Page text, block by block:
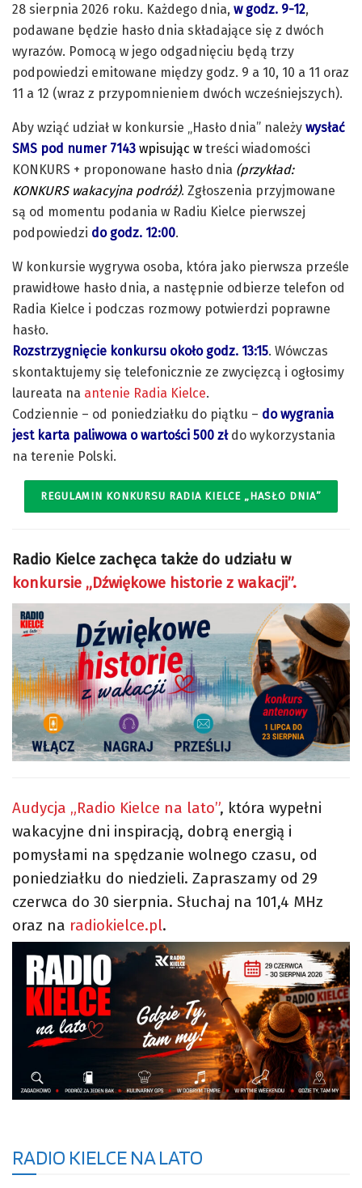
28 sierpnia 2026 roku. Każdego dnia, w godz. 9-12,
podawane będzie hasło dnia składające się z dwóch
wyrazów. Pomocą w jego odgadnięciu będą trzy
podpowiedzi emitowane między godz. 9 a 10, 10 a 11 oraz
11 a 12 (wraz z przypomnieniem dwóch wcześniejszych).
Aby wziąć udział w konkursie „Hasło dnia” należy wysłać
SMS pod numer 7143 wpisując w treści wiadomości
KONKURS + proponowane hasło dnia (przykład:
KONKURS wakacyjna podróż). Zgłoszenia przyjmowane
są od momentu podania w Radiu Kielce pierwszej
podpowiedzi do godz. 12:00.
W konkursie wygrywa osoba, która jako pierwsza prześle
prawidłowe hasło dnia, a następnie odbierze telefon od
Radia Kielce i podczas rozmowy potwierdzi poprawne
hasło.
Rozstrzygnięcie konkursu około godz. 13:15. Wówczas
skontaktujemy się telefonicznie ze zwycięzcą i ogłosimy
laureata na antenie Radia Kielce.
Codziennie – od poniedziałku do piątku – do wygrania
jest karta paliwowa o wartości 500 złdo wykorzystania
na terenie Polski.
REGULAMIN KONKURSU RADIA KIELCE „HASŁO DNIA”
Radio Kielce zachęca także do udziału w
konkursie „Dźwiękowe historie z wakacji”.
Audycja „Radio Kielce na lato”, która wypełni
wakacyjne dni inspiracją, dobrą energią i
pomysłami na spędzanie wolnego czasu, od
poniedziałku do niedzieli. Zapraszamy od 29
czerwca do 30 sierpnia. Słuchaj na 101,4 MHz
oraz na radiokielce.pl.
RADIO KIELCE NA LATO